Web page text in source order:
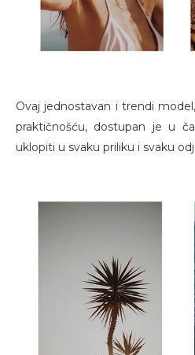
Ovaj jednostavan i trendi
praktičnošću, dostupan je u
uklopiti u svaku priliku i svaku